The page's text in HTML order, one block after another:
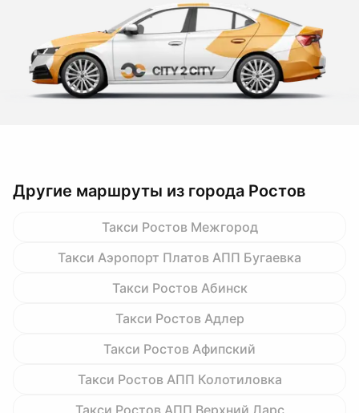
Другие маршруты из города Ростов
Такси Ростов Межгород
Такси Аэропорт Платов АПП Бугаевка
Такси Ростов Абинск
Такси Ростов Адлер
Такси Ростов Афипский
Такси Ростов АПП Колотиловка
Такси Ростов АПП Верхний Ларс